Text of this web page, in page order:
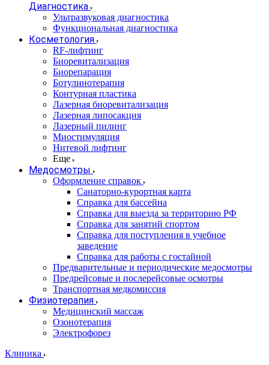
Диагностика
Ультразвуковая диагностика
Функциональная диагностика
Косметология
RF-лифтинг
Биоревитализация
Биорепарация
Ботулинотерапия
Контурная пластика
Лазерная биоревитализация
Лазерная липосакция
Лазерный пилинг
Миостимуляция
Нитевой лифтинг
Еще
Медосмотры
Оформление справок
Санаторно-курортная карта
Справка для бассейна
Справка для выезда за территорию РФ
Справка для занятий спортом
Справка для поступления в учебное
заведение
Справка для работы с гостайной
Предварительные и периодические медосмотры
Предрейсовые и послерейсовые осмотры
Транспортная медкомиссия
Физиотерапия
Медицинский массаж
Озонотерапия
Электрофорез
Клиника